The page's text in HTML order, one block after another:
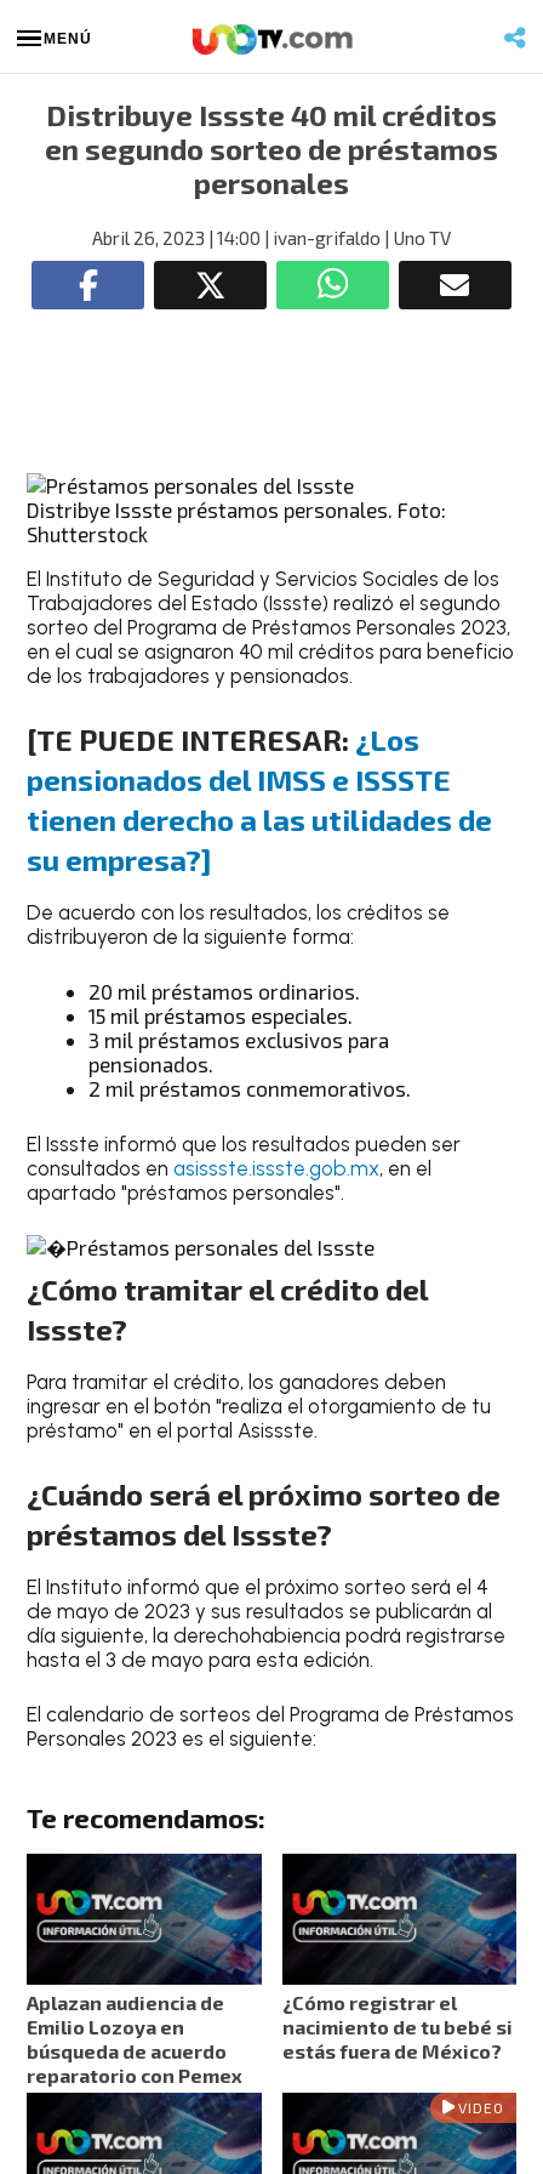
MENÚ
Distribuye Issste 40 mil créditos
en segundo sorteo de préstamos
personales
Abril 26, 2023 | 14:00 | ivan-grifaldo | Uno TV
Distribye Issste préstamos personales. Foto:
Shutterstock
El Instituto de Seguridad y Servicios Sociales de los
Trabajadores del Estado (Issste) realizó el segundo
sorteo del Programa de Préstamos Personales 2023,
en el cual se asignaron 40 mil créditos para beneficio
de los trabajadores y pensionados.
[TE PUEDE INTERESAR: ¿Los
pensionados del IMSS e ISSSTE
tienen derecho a las utilidades de
su empresa?]
De acuerdo con los resultados, los créditos se
distribuyeron de la siguiente forma:
20 mil préstamos ordinarios.
15 mil préstamos especiales.
3 mil préstamos exclusivos para
pensionados.
2 mil préstamos conmemorativos.
El Issste informó que los resultados pueden ser
consultados enasissste.issste.gob.mx, en el
apartado "préstamos personales".
¿Cómo tramitar el crédito del
Issste?
Para tramitar el crédito, los ganadores deben
ingresar en el botón "realiza el otorgamiento de tu
préstamo" en el portal Asissste.
¿Cuándo será el próximo sorteo de
préstamos del Issste?
El Instituto informó que el próximo sorteo será el 4
de mayo de 2023 y sus resultados se publicarán al
día siguiente, la derechohabiencia podrá registrarse
hasta el 3 de mayo para esta edición.
El calendario de sorteos del Programa de Préstamos
Personales 2023 es el siguiente:
Te recomendamos:
Aplazan audiencia de
Emilio Lozoya en
búsqueda de acuerdo
reparatorio con Pemex
¿Cómo registrar el
nacimiento de tu bebé si
estás fuera de México?
VIDEO